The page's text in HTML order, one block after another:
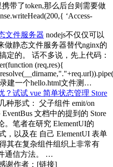
带了token,那么后台则需要做
‘Access-
文件服务器 nodejs不仅仅可以
做静态文件服务器替代nginx的
定的。 话不多说，先上代码：
(req,res){
建一个hello.html文件测…
试试 vue 简单状态管理 Store
种形式： 父子组件 emit/on
文档中的提到的 Store
笔者在研究 ElementUI的
，以及在 自己 ElementUI 表单
其在复杂组件组织上非常有
通信方法。 …
谢作者：[链接]